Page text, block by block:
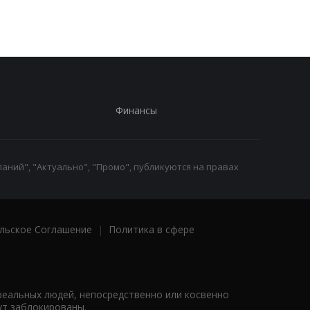
Финансы
"Актуально", "Промо", публикуются на правах
Соглашение |
Политика в сфере
людей, непосредственно или косвенно
заблокированы.